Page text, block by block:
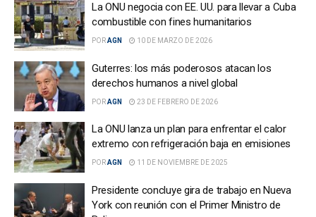
La ONU negocia con EE. UU. para llevar a Cuba
combustible con fines humanitarios
PORAGN 10 DE MARZO DE 2026
Guterres: los más poderosos atacan los
derechos humanos a nivel global
PORAGN 23 DE FEBRERO DE 2026
La ONU lanza un plan para enfrentar el calor
extremo con refrigeración baja en emisiones
PORAGN 11 DE NOVIEMBRE DE 2025
Presidente concluye gira de trabajo en Nueva
York con reunión con el Primer Ministro de